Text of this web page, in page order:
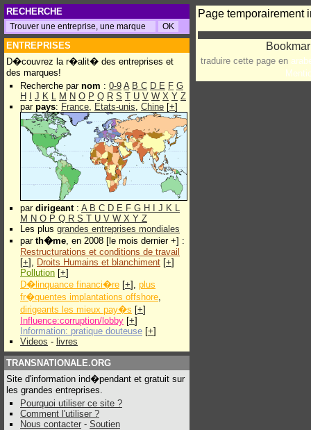
RECHERCHE
ENTREPRISES
D�couvrez la r�alit� des entreprises et
des marques!
Recherche par nom : 0-9 A B C D E F G
H
J K L M N O P Q R S T U V W X Y Z
par pays: France, Etats-unis, Chine [+]
par dirigeant: A B C D E F G H J K L
M N O P Q R S T U V W X Y Z
Les plus grandes entreprises mondiales
par th�me, en 2008 [le mois dernier +] :
Restructurations et conditions de travail
[+], Droits Humains et blanchiment [+]
Pollution [+]
D�linquance financi�re [+], plus
fr�quentes implantations offshore,
dirigeants les mieux pay�s [+]
Influence:corruption/lobby [+]
Information: pratique douteuse [+]
Videos - livres
TRANSNATIONALE.ORG
Site d'information ind�pendant et gratuit sur
les grandes entreprises.
Pourquoi utiliser ce site ?
Comment l'utiliser ?
Nous contacter - Soutien
Page temporairement
traduire cette page en